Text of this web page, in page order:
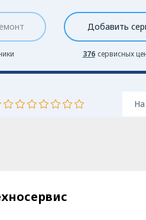
Добавить
376 сервисных